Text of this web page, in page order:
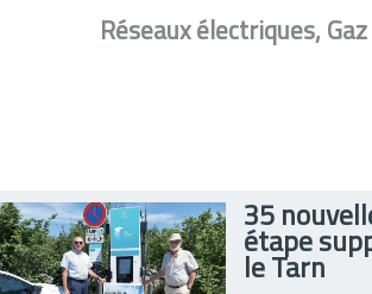
Réseaux électriques, Gaz
35
étape
le Tarn